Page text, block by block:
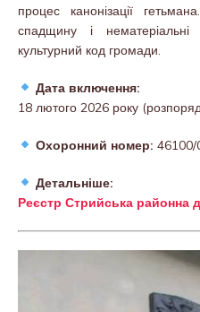
процес канонізації
спадщину і
культурний код громади.
Дата включення:
18 лютого 2026 року
Охоронний номер: 46100/
Детальніше:
Реєстр Стрийська районна